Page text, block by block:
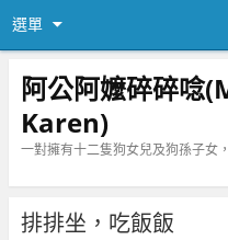
選單
阿公阿嬤碎碎
Karen)
一對擁有十二隻狗女兒及狗孫子女
排排坐，吃飯飯